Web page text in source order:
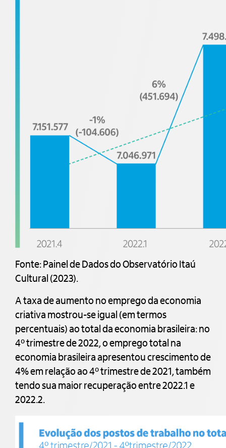
Fonte: Painel de Dados do Observatório Itaú
Cultural (2023).
A taxa de aumento no emprego da economia
criativa mostrou-se igual (em termos
percentuais) ao total da economia brasileira: no
4º trimestre de 2022, o emprego total na
economia brasileira apresentou crescimento de
4% em relação ao 4º trimestre de 2021, também
tendo sua maior recuperação entre 2022.1 e
2022.2.